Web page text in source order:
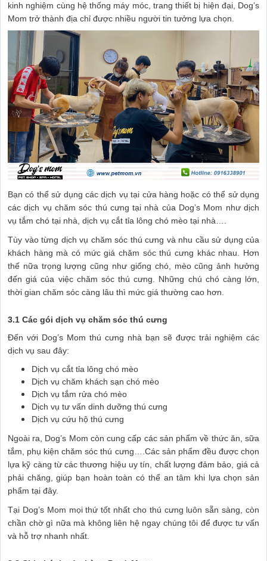
kinh nghiệm cùng hệ thống máy móc, trang thiết bị hiện đại, Dog’s
Mom trở thành địa chỉ được nhiều người tin tưởng lựa chọn.
Bạn có thể sử dụng các dịch vụ tại cửa hàng hoặc có thể sử dụng
các dịch vụ chăm sóc thú cưng tại nhà của Dog’s Mom như dịch
vụ tắm chó tại nhà, dịch vụ cắt tỉa lông chó mèo tại nhà….
Tùy vào từng dịch vụ chăm sóc thú cưng và nhu cầu sử dụng của
khách hàng mà có mức giá chăm sóc thú cưng khác nhau. Hơn
thế nữa trọng lượng cũng như giống chó, mèo cũng ảnh hưởng
đến giá của việc chăm sóc thú cưng. Những chú chó càng lớn,
thời gian chăm sóc càng lâu thì mức giá thường cao hơn.
3.1 Các gói dịch vụ chăm sóc thú cưng
Đến với Dog’s Mom thú cưng nhà bạn sẽ được trải nghiệm các
dịch vụ sau đây:
Dịch vụ cắt tỉa lông chó mèo
Dịch vụ chăm khách sạn chó mèo
Dịch vụ tắm rửa chó mèo
Dịch vụ tư vấn dinh dưỡng thú cưng
Dịch vụ cứu hộ thú cưng
Ngoài ra, Dog’s Mom còn cung cấp các sản phẩm về thức ăn, sữa
tắm, phụ kiện chăm sóc thú cưng….Các sản phẩm đều được chọn
lựa kỹ càng từ các thương hiệu uy tín, chất lượng đảm bảo, giá cả
phải chăng, giúp bạn hoàn toàn có thể an tâm khi lựa chọn sản
phẩm tại đây.
Tại Dog’s Mom mọi thứ tốt nhất cho thú cưng luôn sẵn sàng, còn
chần chờ gì nữa mà không liên hệ ngay chúng tôi để được tư vấn
và hỗ trợ nhanh nhất.